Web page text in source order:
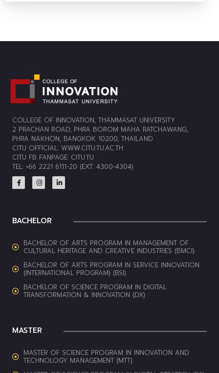
COLLEGE OF INNOVATION, THAMMASAT UNIVERSITY
2 PRACHAN ROAD, PHRA BOROM MAHA RATCHAWANG,
PHRA NAKHON, BANGKOK 10200, THAILAND
CITU OFFICIAL: WWW.CITU.TU.AC.TH
CITU FB FANPAGE: CITU.TU
TEL: +66 2221 6111-20 (EXT. 4300-4304)
BACHELOR
BACHELOR OF ARTS PROGRAM IN MANAGEMENT OF
CULTURAL HERITAGE AND CREATIVE INDUSTRIES (BMCI)
BACHELOR OF ARTS PROGRAM IN SERVICE INNOVATION
(INTERNATIONAL PROGRAM) (BSI)
BACHELOR OF SCIENCE PROGRAM IN DIGITAL
TRANSFORMATION & INNOVATION (DX)
MASTER
MASTER OF SCIENCE PROGRAM IN INNOVATION AND
TECHNOLOGY MANAGEMENT (MTT)